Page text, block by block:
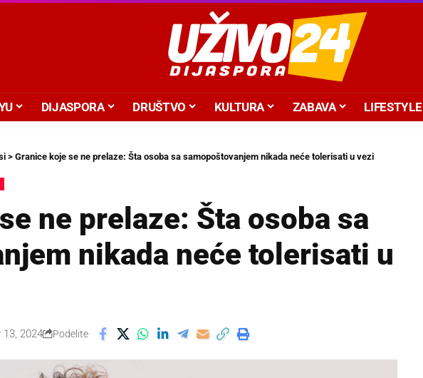
DIJASPORA DRUŠTVO KULTURA ZABAVA LIFESTYLE
> Granice koje se ne prelaze: Šta osoba sa samopoštovanjem nikada neće tolerisati u vezi
ne prelaze: Šta osoba sa
nikada neće tolerisati u
2024 Podelite